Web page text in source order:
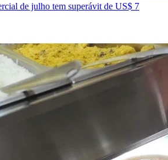
de julho tem superávit de US$ 7